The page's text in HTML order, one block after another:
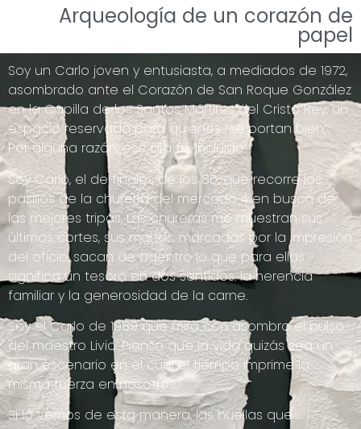
Arqueología de un corazón de
papel
Soy un Carlo joven y entusiasta, a mediados de 1972,
asombrado ante el Corazón de San Roque González
en la Capilla de los Santos Mártires del Cristo Rey, un
espacio reservado para quienes “se portan bien”.
Por alguna razón, ese día fui incluido.
Soy Carlo, el de finales de los 80, que recorre los
pasillos de la churería del mercado 4 en busca de
las mejores tripas. Las chureras me muestran sus
últimos cortes, sus manos, marcadas por la impresión
del oficio, sacan de adentro lo que para ellas
significa un tesoro en dos sentidos: la herencia
familiar y la generosidad de la carne.
Soy el Carlo de 1989 que mira con asombro el pulso
del maestro Livio. Pienso que la vida quizás sea un
gran escenario en el cual el tiempo imprime la
misma fuerza en nosotros.
Si lo vemos de esta manera, las huellas que